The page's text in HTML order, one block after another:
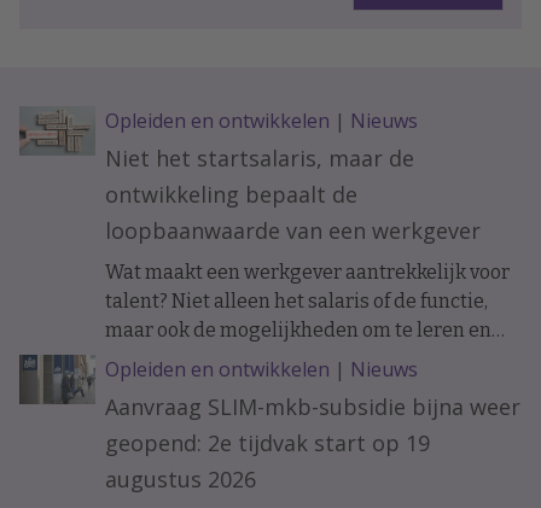
Opleiden en ontwikkelen | Nieuws
Niet het startsalaris, maar de
ontwikkeling bepaalt de
loopbaanwaarde van een werkgever
Wat maakt een werkgever aantrekkelijk voor
talent? Niet alleen het salaris of de functie,
maar ook de mogelijkheden om te leren en
ervaring op te doen. Onderzoek naar de
loopbanen van werknemers laat zien dat de
ontwikkelkansen binnen een organisatie op
langere termijn verschil kunnen maken.
Opleiden en ontwikkelen | Nieuws
Aanvraag SLIM-mkb-subsidie bijna weer
geopend: 2e tijdvak start op 19
augustus 2026